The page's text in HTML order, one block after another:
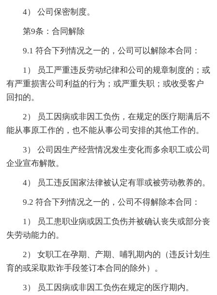
4） 公司保密制度。
第9条：合同解除
9.1 符合下列情况之一的，公司可以解除本合同：
1） 员工严重违反劳动纪律和公司的规章制度的；或
有严重损害公司利益的行为；或严重失职；或收受客户
回扣的。
2） 员工因病或非因工负伤，在规定的医疗期满后不
能从事原工作的，也不能从事公司安排的其他工作的。
3） 公司因生产经营情况发生变化而多余职工或公司
企业宣布解散。
4） 员工违反国家法律被认定有罪或被劳动教养的。
9.2 符合下列情况之一的，公司不得解除本合同：
1） 员工患职业病或因工负伤并被确认丧失或部分丧
失劳动能力的。
2） 女职工在孕期、产期、哺乳期内的（违反计划生
育的或采取欺诈手段签订本合同的除外）。
3） 员工因病或非因工负伤在规定的医疗期内。